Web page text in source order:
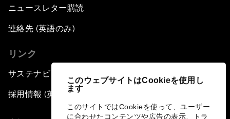
このウェブサイトはCookieを使用し
ます
このサイトではCookieを使って、ユーザー
に合わせたコンテンツや広告の表示、トラ
ニュースレター購読
連絡先 (英語のみ)
リンク
サステナビリティへの取り組み
採用情報 (英語のみ)